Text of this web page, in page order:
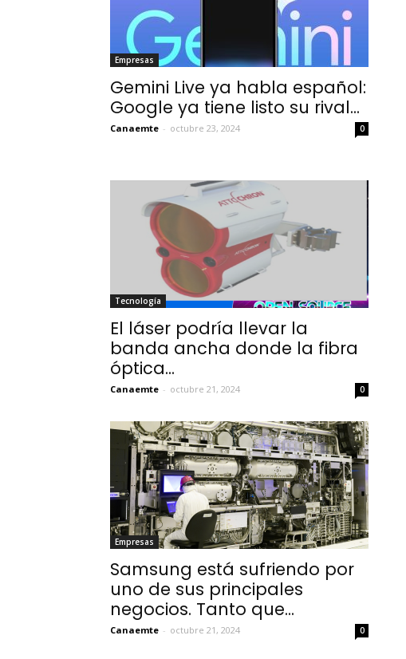
Empresas
Gemini Live ya habla español:
Google ya tiene listo su rival...
Canaemte - octubre 23, 2024 0
Tecnología
El láser podría llevar la
banda ancha donde la fibra
óptica...
Canaemte - octubre 21, 2024 0
Empresas
Samsung está sufriendo por
uno de sus principales
negocios. Tanto que...
Canaemte - octubre 21, 2024 0